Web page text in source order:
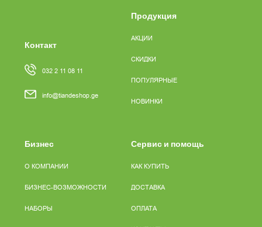
Контакт
032 2 11 08 11
info@tiandeshop.ge
Продукция
АКЦИИ
СКИДКИ
ПОПУЛЯРНЫЕ
НОВИНКИ
Бизнес
О КОМПАНИИ
БИЗНЕС-ВОЗМОЖНОСТИ
НАБОРЫ
Сервис и помощь
КАК КУПИТЬ
ДОСТАВКА
ОПЛАТА